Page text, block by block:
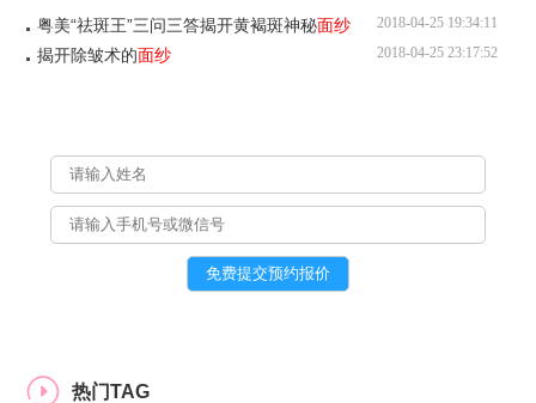
2018-04-25 19:34:11
粤美“祛斑王”三问三答揭开黄褐斑神秘面纱
2018-04-25 23:17:52
揭开除皱术的面纱
热门TAG